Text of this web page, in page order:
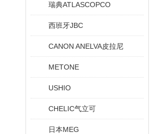
瑞典ATLASCOPCO
西班牙JBC
CANON ANELVA皮拉尼
METONE
USHIO
CHELIC气立可
日本MEG